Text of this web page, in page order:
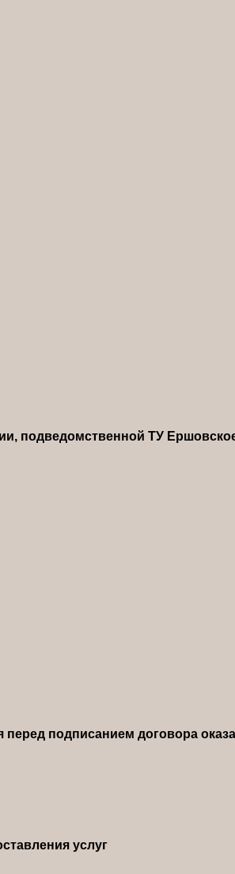
подведомственной ТУ
подписанием договора
услуг